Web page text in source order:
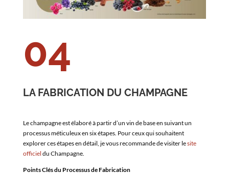
04
LA FABRICATION DU CHAMPAGNE
Le champagne est élaboré à partir d’un vin de base en suivant un
processus méticuleux en six étapes. Pour ceux qui souhaitent
explorer ces étapes en détail, je vous recommande de visiter lesite
officiel du Champagne.
Points Clés du Processus de Fabrication